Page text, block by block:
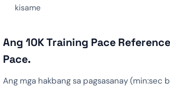
kisame
Ang 10K Training Pace
Pace.
Ang mga hakbang sa pagsasanay (min:sec